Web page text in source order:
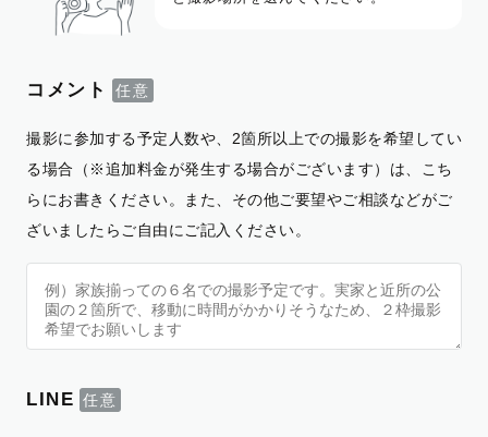
コメント
撮影に参加する予定人数や、2箇所以上での撮影を希望してい
る場合（※追加料金が発生する場合がございます）は、こち
らにお書きください。また、その他ご要望やご相談などがご
ざいましたらご自由にご記入ください。
LINE